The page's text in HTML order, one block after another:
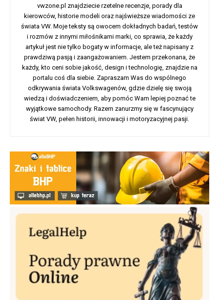
vwzone.pl znajdziecie rzetelne recenzje, porady dla
kierowców, historie modeli oraz najświeższe wiadomości ze
świata VW. Moje teksty są owocem dokładnych badań, testów
i rozmów z innymi miłośnikami marki, co sprawia, że każdy
artykuł jest nie tylko bogaty w informacje, ale też napisany z
prawdziwą pasją i zaangażowaniem. Jestem przekonana, że
każdy, kto ceni sobie jakość, design i technologię, znajdzie na
portalu coś dla siebie. Zapraszam Was do wspólnego
odkrywania świata Volkswagenów, gdzie dzielę się swoją
wiedzą i doświadczeniem, aby pomóc Wam lepiej poznać te
wyjątkowe samochody. Razem zanurzmy się w fascynujący
świat VW, pełen historii, innowacji i motoryzacyjnej pasji.